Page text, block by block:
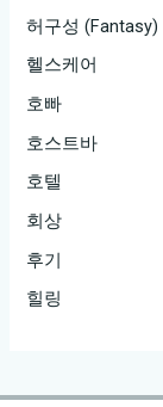
허구성 (Fantasy)
헬스케어
호빠
호스트바
호텔
회상
후기
힐링